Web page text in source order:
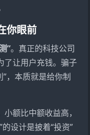
你眼前
”。真正的科技公司
了让用户充钱。骗子
”，本质就是给你制
小额比中额收益高，
设计是披着“投资”